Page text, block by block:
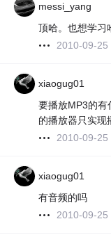
messi_yang
顶哈。也想学习
2010-09-25
xiaogug01
要播放MP3的有
的播放器只实现
2010-09-25
xiaogug01
有音频的吗
2010-09-25